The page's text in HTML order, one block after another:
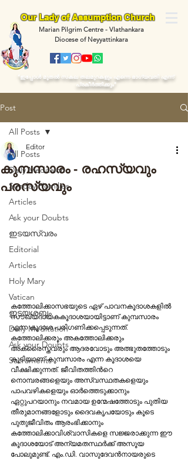
Our Lady of Assumption Church
Marian Pilgrim Centre - Vlathankara
Diocese of Neyyattinkara
“ഇപ്പോള്‍ മുതല്‍ സകല തലമുറകളും എന്നെ ഭാഗ്യവതി എന്ന്
പ്രകീര്‍ത്തിക്കും"
Post
All Posts
Daily Meditaion
Sunday Homilies
Articles
Ask your Doubts
ഇടയസ്വരം
Editorial
Articles
Holy Mary
Vatican
ഇടയശബ്ദം
Daily Meditation
Ask your Doubts
Sacraments
All Posts
കുമ്പസാരം - രഹസ്യവും
പരസ്യവും
Editor
കത്തോലിക്കാസഭയുടെ ഏഴ് പാവനകൂദാശകളില്‍
സൗഖ്യദായകകൂദാശയായിട്ടാണ് കുമ്പസാരം
എന്ന കൂദാശ പരിഗണിക്കപ്പെടുന്നത്.
കത്തോലിക്കരും അകത്തോലിക്കരും
അക്രൈസ്തവരും ആദരവോടും അത്ഭുതത്തോടും
കൂടിയാണ് കുമ്പസാരം എന്ന കൂദാശയെ
വീക്ഷിക്കുന്നത്. ജീവിതത്തിന്‍റെ
നൊമ്പരങ്ങളെയും അസ്വസ്ഥതകളെയും
പാപവഴികളെയും ഓര്‍ത്തെടുക്കാനും
ഏറ്റുപറയാനും നവമായ ഉന്മേഷത്തോടും പുതിയ
തീരുമാനങ്ങളോടും ദൈവകൃപയോടും കൂടെ
പുതുജീവിതം ആരംഭിക്കാനും
കത്തോലിക്കാവിശ്വാസികളെ സജ്ജരാക്കുന്ന ഈ
കൂദാശയോട് അന്യമതസ്ഥര്‍ക്ക് അസൂയ
പോലുമുണ്ട്. എം.ഡി. വാസുദേവന്‍നായരുടെ